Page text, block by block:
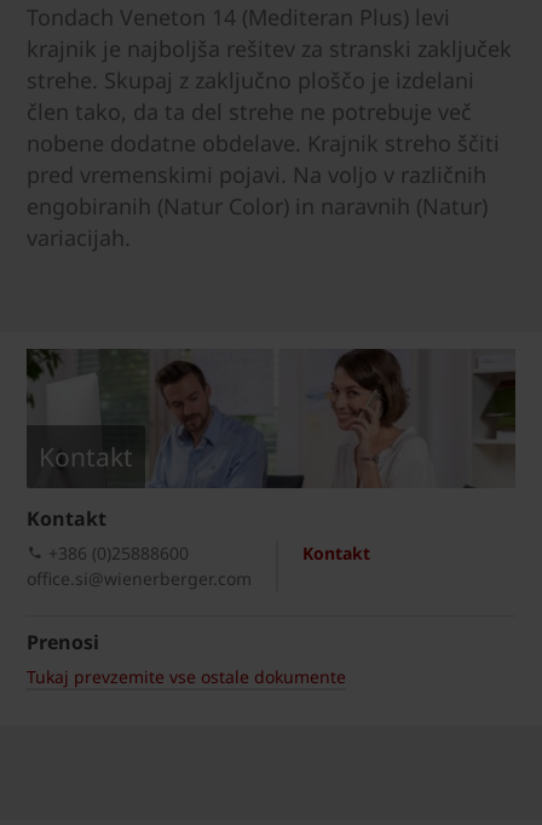
Tondach Veneton 14 (Mediteran Plus) levi
krajnik je najboljša rešitev za stranski zaključek
strehe. Skupaj z zaključno ploščo je izdelani
člen tako, da ta del strehe ne potrebuje več
nobene dodatne obdelave. Krajnik streho ščiti
pred vremenskimi pojavi. Na voljo v različnih
engobiranih (Natur Color) in naravnih (Natur)
variacijah.
Kontakt
Kontakt
Kontakt
+386 (0)25888600
office.si@wienerberger.com
Prenosi
Tukaj prevzemite vse ostale dokumente